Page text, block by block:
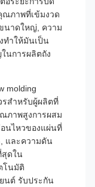
ณภาพที่เข้มงวด
นาดใหญ่, ความ
ทําให้มันเป็น
นการผลิตถัง
molding
รสําหรับผู้ผลิตที่
ภาพสูงการผสม
อนไหวของแผ่นที่
และความดัน
สุดใน
โนมัติ
ยนต์ รับประกัน